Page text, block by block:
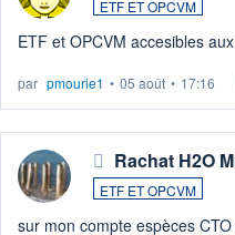
ETF ET OPCVM
ETF et OPCVM
par pmourie1 • 05 août • 17:16
Rachat H2O
ETF ET OPCVM
sur mon compte espèces